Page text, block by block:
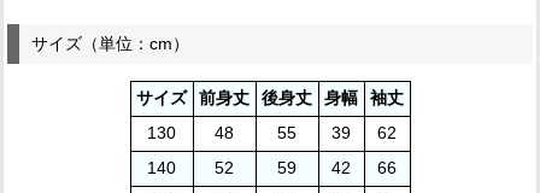
サイズ（単位：cm）
サイズ 前身丈 後身丈 身幅
袖丈
130
48 55 39
62
140
52 59 42
66